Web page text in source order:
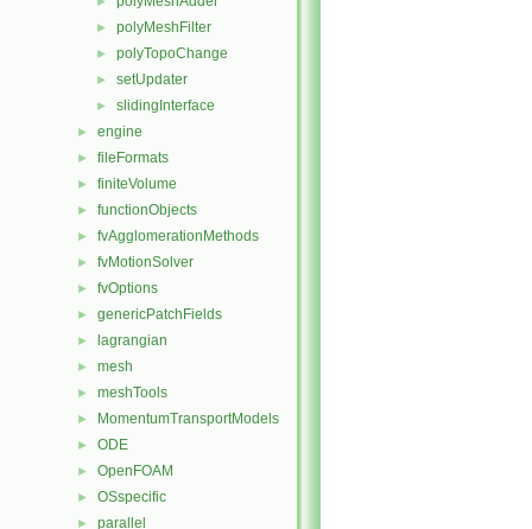
► polyMeshFilter
► polyTopoChange
► setUpdater
► slidingInterface
► engine
► fileFormats
► finiteVolume
► functionObjects
► fvAgglomerationMethods
► fvMotionSolver
► fvOptions
► genericPatchFields
► lagrangian
► mesh
► meshTools
► MomentumTransportModels
► ODE
► OpenFOAM
► OSspecific
► parallel